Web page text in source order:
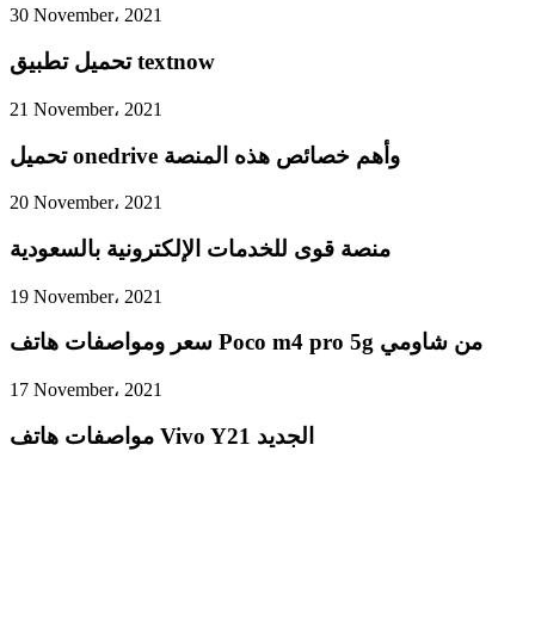
30 November، 2021
تحميل تطبيق textnow
21 November، 2021
تحميل onedrive وأهم خصائص هذه المنصة
20 November، 2021
منصة قوى للخدمات الإلكترونية بالسعودية
19 November، 2021
سعر ومواصفات هاتف Poco m4 pro 5g من شاومي
17 November، 2021
مواصفات هاتف Vivo Y21 الجديد